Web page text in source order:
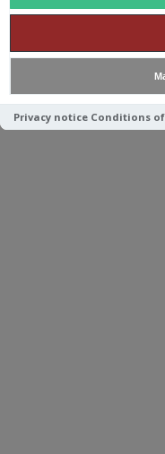
Privacy notice Conditions of